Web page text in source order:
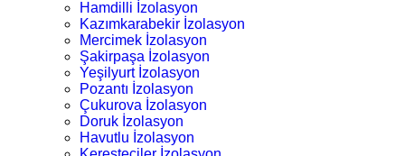
Hamdilli İzolasyon
Kazımkarabekir İzolasyon
Mercimek İzolasyon
Şakirpaşa İzolasyon
Yeşilyurt İzolasyon
Pozantı İzolasyon
Çukurova İzolasyon
Doruk İzolasyon
Havutlu İzolasyon